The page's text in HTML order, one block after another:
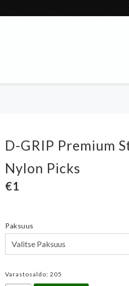
D-GRIP Premium
Nylon Picks
€1
Paksuus
Varastosaldo: 205